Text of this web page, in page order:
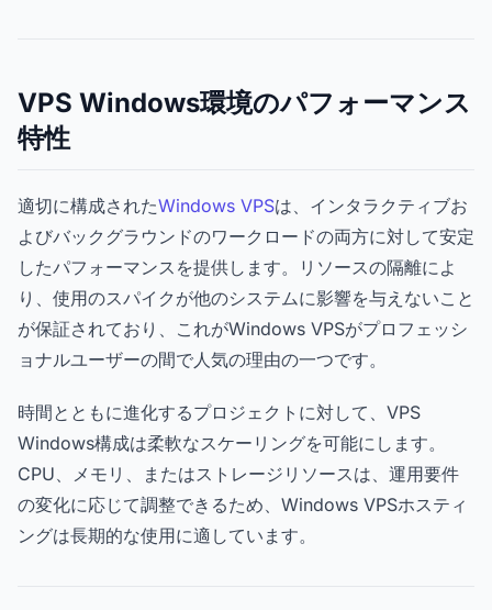
VPS Windows環境のパフォーマンス
特性
適切に構成されたWindows VPSは、インタラクティブお
よびバックグラウンドのワークロードの両方に対して安定
したパフォーマンスを提供します。リソースの隔離によ
り、使用のスパイクが他のシステムに影響を与えないこと
が保証されており、これがWindows VPSがプロフェッシ
ョナルユーザーの間で人気の理由の一つです。
時間とともに進化するプロジェクトに対して、VPS
Windows構成は柔軟なスケーリングを可能にします。
CPU、メモリ、またはストレージリソースは、運用要件
の変化に応じて調整できるため、Windows VPSホスティ
ングは長期的な使用に適しています。